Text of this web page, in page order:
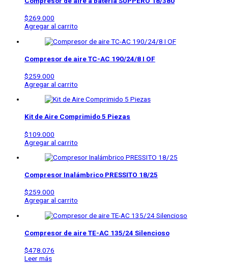
$269.000
Agregar al carrito
Compresor de aireTC-AC 190/24/8 I OF
$259.000
Agregar al carrito
Kit de Aire Comprimido 5 Piezas
$109.000
Agregar al carrito
Compresor Inalámbrico PRESSITO 18/25
$259.000
Agregar al carrito
Compresor de aireTE-AC 135/24 Silencioso
$478.076
Leer más